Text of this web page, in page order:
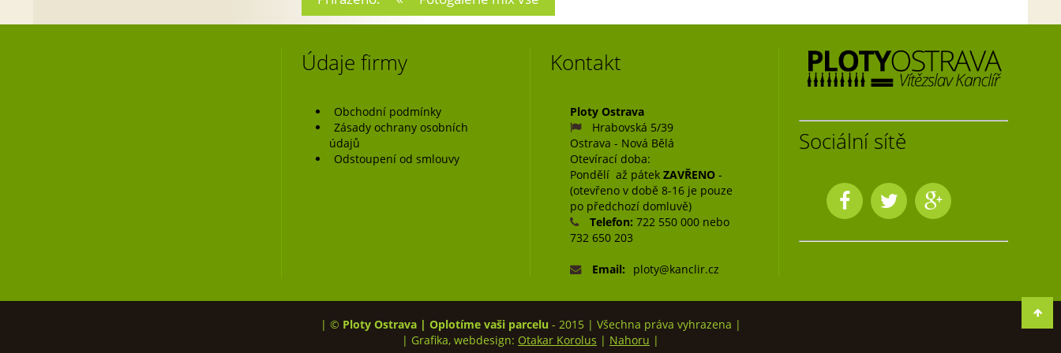
pro
příspěvek
Údaje firmy
Obchodní podmínky
Zásady ochrany osobních
údajů
Odstoupení od smlouvy
Kontakt
Ploty Ostrava
Hrabovská 5/39
Ostrava - Nová Bělá
Otevírací doba:
Pondělí až pátek ZAVŘENO -
(otevřeno v době 8-16 je pouze
po předchozí domluvě)
Telefon: 722 550 000 nebo
732 650 203
Email: ploty@kanclir.cz
Sociální sítě
| © Ploty Ostrava | Oplotíme vaši parcelu - 2015 | Všechna práva vyhrazena |
| Grafika, webdesign: Otakar Korolus | Nahoru |